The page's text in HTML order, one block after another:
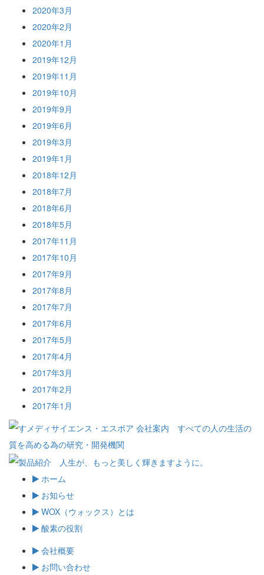
2020年3月
2020年2月
2020年1月
2019年12月
2019年11月
2019年10月
2019年9月
2019年6月
2019年3月
2019年1月
2018年12月
2018年7月
2018年6月
2018年5月
2017年11月
2017年10月
2017年9月
2017年8月
2017年7月
2017年6月
2017年5月
2017年4月
2017年3月
2017年2月
2017年1月
ホーム
お知らせ
WOX（ウォックス）とは
酸素の役割
会社概要
お問い合わせ